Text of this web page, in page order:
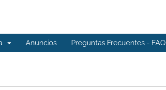
Anuncios Preguntas Frecuentes - FAQ